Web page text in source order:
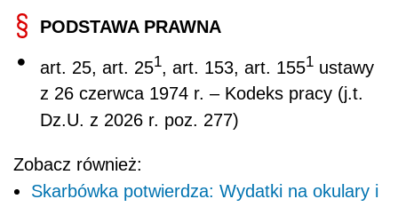
PODSTAWA PRAWNA
art. 25, art. 251 , art. 153, art. 1551 ustawy
z 26 czerwca 1974 r. – Kodeks pracy (j.t.
Dz.U. z 2026 r. poz. 277)
Zobacz również:
Skarbówka potwierdza: Wydatki na okulary i